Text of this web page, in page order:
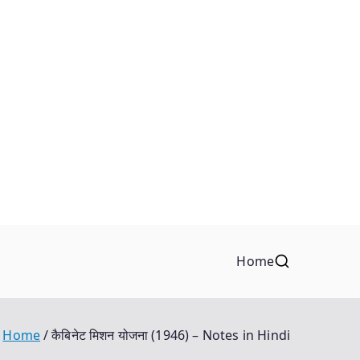
Home
Home कैबिनेट मिशन योजना (1946) – Notes in Hindi